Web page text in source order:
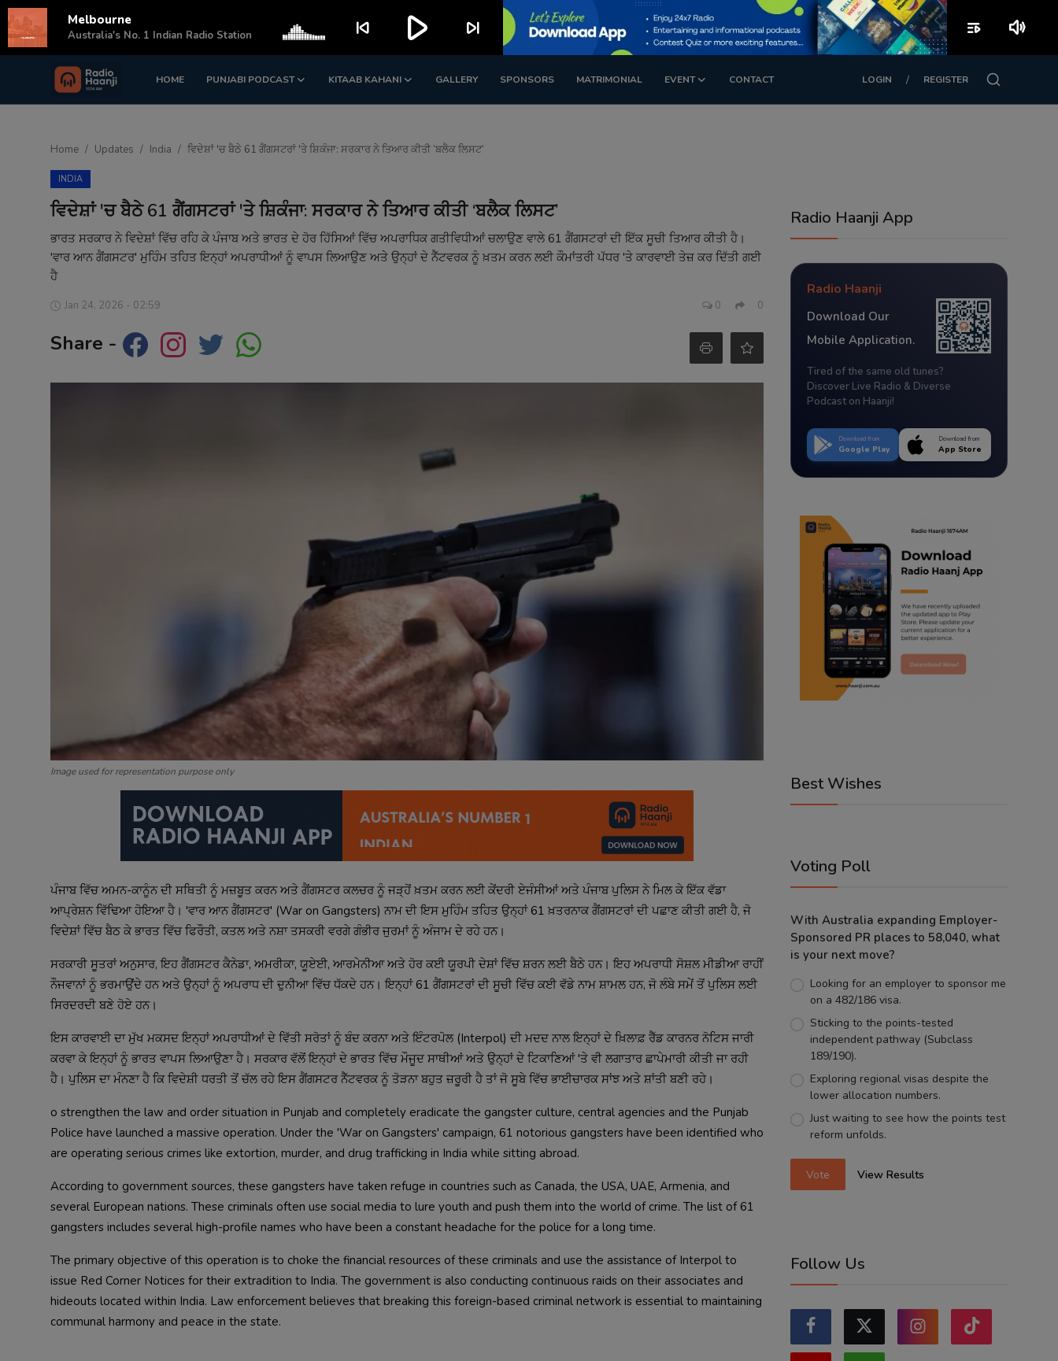
HOME PUNJABI PODCAST KITAAB KAHANI GALLERY SPONSORS MATRIMONIAL EVENT CONTACT LOGIN / REGISTER
Login Register
Punjabi Podcast
Kitaab Kahani
Sponsors
Matrimonial
Home Updates India ਵਿਦੇਸ਼ਾਂ 'ਚ ਬੈਠੇ 61 ਗੈਂਗਸਟਰਾਂ 'ਤੇ ਸ਼ਿਕੰਜਾ: ਸਰਕਾਰ ਨੇ ਤਿਆਰ ਕੀਤੀ ‘ਬਲੈਕ ਲਿਸਟ’
INDIA
ਵਿਦੇਸ਼ਾਂ 'ਚ ਬੈਠੇ 61 ਗੈਂਗਸਟਰਾਂ 'ਤੇ ਸ਼ਿਕੰਜਾ: ਸਰਕਾਰ ਨੇ ਤਿਆਰ ਕੀਤੀ ‘ਬਲੈਕ ਲਿਸਟ’
ਭਾਰਤ ਸਰਕਾਰ ਨੇ ਵਿਦੇਸ਼ਾਂ ਵਿੱਚ ਰਹਿ ਕੇ ਪੰਜਾਬ ਅਤੇ ਭਾਰਤ ਦੇ ਹੋਰ ਹਿੱਸਿਆਂ ਵਿੱਚ ਅਪਰਾਧਿਕ ਗਤੀਵਿਧੀਆਂ ਚਲਾਉਣ ਵਾਲੇ 61 ਗੈਂਗਸਟਰਾਂ ਦੀ ਇੱਕ ਸੂਚੀ ਤਿਆਰ ਕੀਤੀ ਹੈ।
'ਵਾਰ ਆਨ ਗੈਂਗਸਟਰ' ਮੁਹਿੰਮ ਤਹਿਤ ਇਨ੍ਹਾਂ ਅਪਰਾਧੀਆਂ ਨੂੰ ਵਾਪਸ ਲਿਆਉਣ ਅਤੇ ਉਨ੍ਹਾਂ ਦੇ ਨੈੱਟਵਰਕ ਨੂੰ ਖ਼ਤਮ ਕਰਨ ਲਈ ਕੌਮਾਂਤਰੀ ਪੱਧਰ 'ਤੇ ਕਾਰਵਾਈ ਤੇਜ਼ ਕਰ ਦਿੱਤੀ ਗਈ
ਹੈ
Jan 24, 2026 - 02:59 0 0
Share -
Image used for representation purpose only
ਪੰਜਾਬ ਵਿੱਚ ਅਮਨ-ਕਾਨੂੰਨ ਦੀ ਸਥਿਤੀ ਨੂੰ ਮਜ਼ਬੂਤ ਕਰਨ ਅਤੇ ਗੈਂਗਸਟਰ ਕਲਚਰ ਨੂੰ ਜੜ੍ਹੋਂ ਖ਼ਤਮ ਕਰਨ ਲਈ ਕੇਂਦਰੀ ਏਜੰਸੀਆਂ ਅਤੇ ਪੰਜਾਬ ਪੁਲਿਸ ਨੇ ਮਿਲ ਕੇ ਇੱਕ ਵੱਡਾ
ਆਪ੍ਰੇਸ਼ਨ ਵਿੱਢਿਆ ਹੋਇਆ ਹੈ। 'ਵਾਰ ਆਨ ਗੈਂਗਸਟਰ' (War on Gangsters) ਨਾਮ ਦੀ ਇਸ ਮੁਹਿੰਮ ਤਹਿਤ ਉਨ੍ਹਾਂ 61 ਖ਼ਤਰਨਾਕ ਗੈਂਗਸਟਰਾਂ ਦੀ ਪਛਾਣ ਕੀਤੀ ਗਈ ਹੈ, ਜੋ
ਵਿਦੇਸ਼ਾਂ ਵਿੱਚ ਬੈਠ ਕੇ ਭਾਰਤ ਵਿੱਚ ਫਿਰੌਤੀ, ਕਤਲ ਅਤੇ ਨਸ਼ਾ ਤਸਕਰੀ ਵਰਗੇ ਗੰਭੀਰ ਜੁਰਮਾਂ ਨੂੰ ਅੰਜਾਮ ਦੇ ਰਹੇ ਹਨ।
ਸਰਕਾਰੀ ਸੂਤਰਾਂ ਅਨੁਸਾਰ, ਇਹ ਗੈਂਗਸਟਰ ਕੈਨੇਡਾ, ਅਮਰੀਕਾ, ਯੂਏਈ, ਆਰਮੇਨੀਆ ਅਤੇ ਹੋਰ ਕਈ ਯੂਰਪੀ ਦੇਸ਼ਾਂ ਵਿੱਚ ਸ਼ਰਨ ਲਈ ਬੈਠੇ ਹਨ। ਇਹ ਅਪਰਾਧੀ ਸੋਸ਼ਲ ਮੀਡੀਆ ਰਾਹੀਂ
ਨੌਜਵਾਨਾਂ ਨੂੰ ਭਰਮਾਉਂਦੇ ਹਨ ਅਤੇ ਉਨ੍ਹਾਂ ਨੂੰ ਅਪਰਾਧ ਦੀ ਦੁਨੀਆ ਵਿੱਚ ਧੱਕਦੇ ਹਨ। ਇਨ੍ਹਾਂ 61 ਗੈਂਗਸਟਰਾਂ ਦੀ ਸੂਚੀ ਵਿੱਚ ਕਈ ਵੱਡੇ ਨਾਮ ਸ਼ਾਮਲ ਹਨ, ਜੋ ਲੰਬੇ ਸਮੇਂ ਤੋਂ ਪੁਲਿਸ ਲਈ
ਸਿਰਦਰਦੀ ਬਣੇ ਹੋਏ ਹਨ।
ਇਸ ਕਾਰਵਾਈ ਦਾ ਮੁੱਖ ਮਕਸਦ ਇਨ੍ਹਾਂ ਅਪਰਾਧੀਆਂ ਦੇ ਵਿੱਤੀ ਸਰੋਤਾਂ ਨੂੰ ਬੰਦ ਕਰਨਾ ਅਤੇ ਇੰਟਰਪੋਲ (Interpol) ਦੀ ਮਦਦ ਨਾਲ ਇਨ੍ਹਾਂ ਦੇ ਖ਼ਿਲਾਫ਼ ਰੈੱਡ ਕਾਰਨਰ ਨੋਟਿਸ ਜਾਰੀ
ਕਰਵਾ ਕੇ ਇਨ੍ਹਾਂ ਨੂੰ ਭਾਰਤ ਵਾਪਸ ਲਿਆਉਣਾ ਹੈ। ਸਰਕਾਰ ਵੱਲੋਂ ਇਨ੍ਹਾਂ ਦੇ ਭਾਰਤ ਵਿੱਚ ਮੌਜੂਦ ਸਾਥੀਆਂ ਅਤੇ ਉਨ੍ਹਾਂ ਦੇ ਟਿਕਾਣਿਆਂ 'ਤੇ ਵੀ ਲਗਾਤਾਰ ਛਾਪੇਮਾਰੀ ਕੀਤੀ ਜਾ ਰਹੀ
ਹੈ। ਪੁਲਿਸ ਦਾ ਮੰਨਣਾ ਹੈ ਕਿ ਵਿਦੇਸ਼ੀ ਧਰਤੀ ਤੋਂ ਚੱਲ ਰਹੇ ਇਸ ਗੈਂਗਸਟਰ ਨੈੱਟਵਰਕ ਨੂੰ ਤੋੜਨਾ ਬਹੁਤ ਜ਼ਰੂਰੀ ਹੈ ਤਾਂ ਜੋ ਸੂਬੇ ਵਿੱਚ ਭਾਈਚਾਰਕ ਸਾਂਝ ਅਤੇ ਸ਼ਾਂਤੀ ਬਣੀ ਰਹੇ।
o strengthen the law and order situation in Punjab and completely eradicate the gangster culture, central agencies and the Punjab
Police have launched a massive operation. Under the 'War on Gangsters' campaign, 61 notorious gangsters have been identified who
are operating serious crimes like extortion, murder, and drug trafficking in India while sitting abroad.
According to government sources, these gangsters have taken refuge in countries such as Canada, the USA, UAE, Armenia, and
several European nations. These criminals often use social media to lure youth and push them into the world of crime. The list of 61
gangsters includes several high-profile names who have been a constant headache for the police for a long time.
The primary objective of this operation is to choke the financial resources of these criminals and use the assistance of Interpol to
issue Red Corner Notices for their extradition to India. The government is also conducting continuous raids on their associates and
hideouts located within India. Law enforcement believes that breaking this foreign-based criminal network is essential to maintaining
communal harmony and peace in the state.
Radio Haanji App
Radio Haanji
Download Our
Mobile Application.
Tired of the same old tunes?
Discover Live Radio & Diverse
Podcast on Haanji!
Download from
Google Play
Download from
App Store
Best Wishes
Voting Poll
With Australia expanding Employer-
Sponsored PR places to 58,040, what
is your next move?
Looking for an employer to sponsor me
on a 482/186 visa.
Sticking to the points-tested
independent pathway (Subclass
189/190).
Exploring regional visas despite the
lower allocation numbers.
Just waiting to see how the points test
reform unfolds.
Vote View Results
Follow Us
Melbourne
Australia's No. 1 Indian Radio Station skip_previous play_arrow skip_next playlist_play volume_up